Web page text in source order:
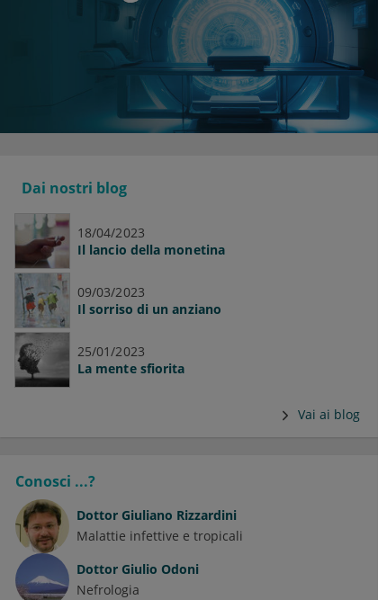
Dai nostri blog
18/04/2023
Il lancio della monetina
09/03/2023
Il sorriso di un anziano
25/01/2023
La mente sfiorita
Vai ai blog
Conosci ...?
Dottor Giuliano Rizzardini
Malattie infettive e tropicali
Dottor Giulio Odoni
Nefrologia